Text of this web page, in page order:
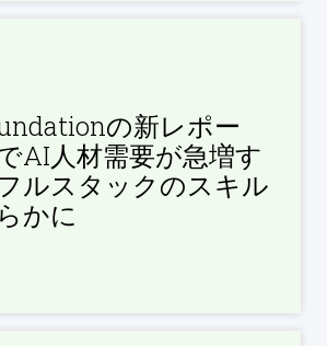
の新レポー
AI人材需要が急増す
ルスタックのスキル
かに